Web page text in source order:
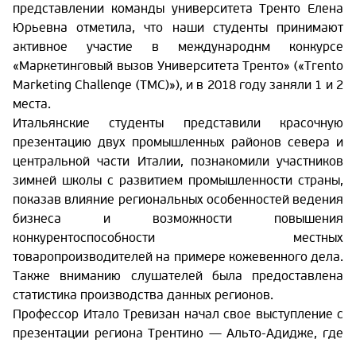
представлении команды университета Тренто Елена
Юрьевна отметила, что наши студенты принимают
активное участие в международнм конкурсе
«Маркетинговый вызов Университета Тренто» («Тrento
Marketing Challenge (TMC)»), и в 2018 году заняли 1 и 2
места.
Итальянские студенты представили красочную
презентацию двух промышленных районов севера и
центральной части Италии, познакомили участников
зимней школы с развитием промышленности страны,
показав влияние региональных особенностей ведения
бизнеса и возможности повышения
конкурентоспособности местных
товаропроизводителей на примере кожевенного дела.
Также вниманию слушателей была предоставлена
статистика производства данных регионов.
Профессор Итало Тревизан начал свое выступление с
презентации региона Трентино — Альто-Адидже, где